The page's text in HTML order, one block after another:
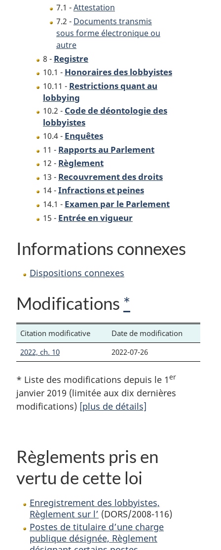
7.1 -Attestation
7.2 - Documents transmis
sous forme électronique ou
autre
8 - Registre
10.1 - Honoraires des lobbyistes
10.11 - Restrictions quant au
lobbying
10.2 - Code de déontologie des
lobbyistes
10.4 - Enquêtes
11 - Rapports au Parlement
12 - Règlement
13 - Recouvrement des droits
14 -Infractions et peines
14.1 - Examen par le Parlement
15 - Entrée en vigueur
Informations connexes
Dispositions connexes
Modifications *
Citation modificative
Date de modification
2022, ch. 10
2022-07-26
* Liste des modifications depuis le 1er
janvier 2019 (limitée aux dix dernières
modifications) [plus de détails]
Règlements pris en
vertu de cette loi
Enregistrement des lobbyistes,
Règlement sur l’ (DORS/2008-116)
Postes de titulaire d’une charge
publique désignée, Règlement